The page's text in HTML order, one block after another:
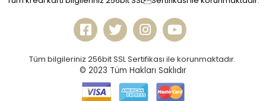
Tüm bilgileriniz 256bit SSL Sertifikası ile korunmaktadır.
© 2023 Tüm Hakları Saklıdır